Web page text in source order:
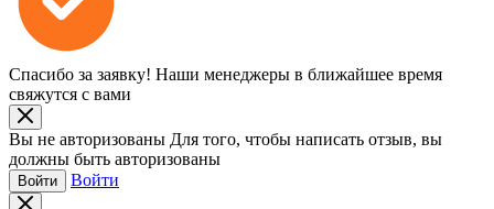
Спасибо за заявку! Наши менеджеры в ближайшее время
свяжутся с вами
Вы не авторизованы Для того, чтобы написать отзыв, вы
должны быть авторизованы
Войти Войти